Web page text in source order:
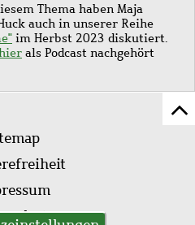
Thema haben Maja
auch in unserer Reihe
im Herbst 2023 diskutiert.
als Podcast nachgehört